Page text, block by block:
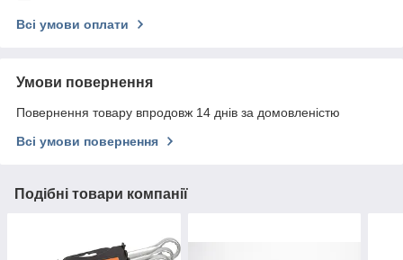
Всі умови оплати
Умови повернення
Повернення товару впродовж 14 днів за домовленістю
Всі умови повернення
Подібні товари компанії